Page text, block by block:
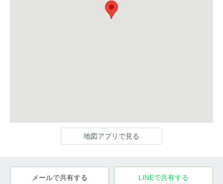
地図アプリで見る
メールで共有する LINEで共有する